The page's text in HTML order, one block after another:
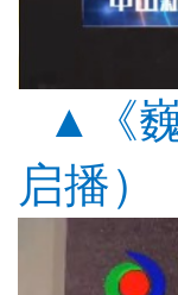
▲《
启播）